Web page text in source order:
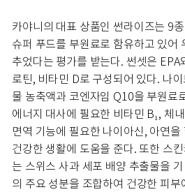
카야니의 대표 상품인 썬라이즈는 9
슈퍼 푸드를 부원료로 함유하고 있어
추었다는 평가를 받는다. 썬셋은
로틴, 비타민 D로 구성되어 있다. 나
물 농축액과 코엔자임 Q10을 부원료
에너지 대사에 필요한 비타민 B₁, 체
면역 기능에 필요한 나이아신, 아연
건강한 생활에 도움을 준다. 또한 스
는 스위스 사과 세포 배양 추출물을
의 주요 성분을 조합하여 건강한 피부